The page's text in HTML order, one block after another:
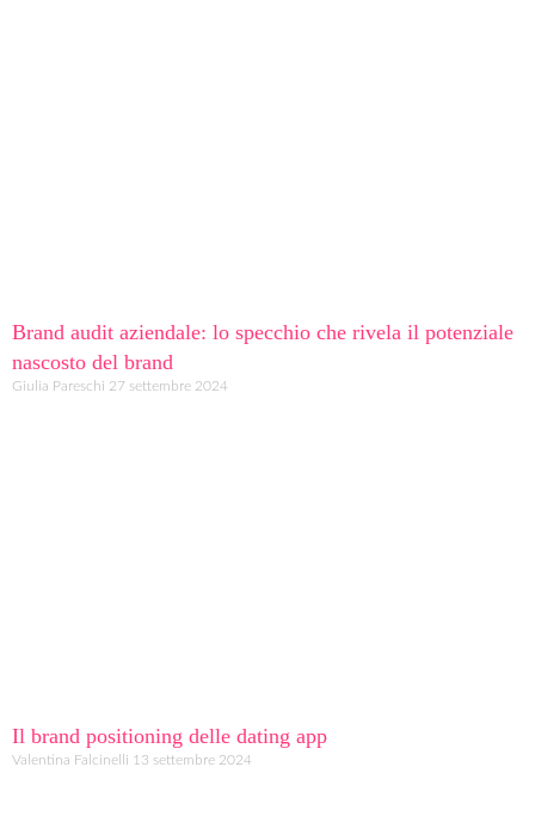
Brand audit aziendale: lo specchio che rivela il potenziale
nascosto del brand
Giulia Pareschi 27 settembre 2024
Il brand positioning delle dating app
Valentina Falcinelli 13 settembre 2024